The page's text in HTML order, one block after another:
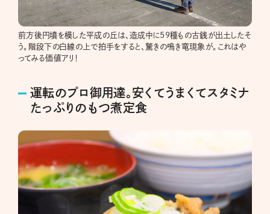
前方後円墳を模した平成の丘は、造成中に59種もの古銭が出土したそ
う。階段下の白線の上で拍手をすると、驚きの鳴き竜現象が。これはや
ってみる価値アリ！
運転のプロ御用達。安くてうまくてスタミナ
たっぷりのもつ煮定食